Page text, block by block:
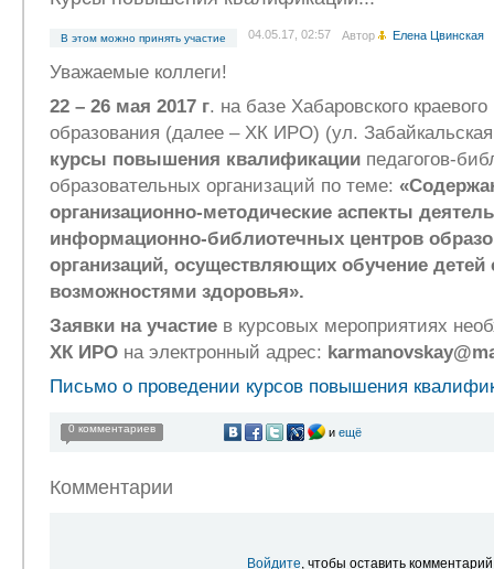
В этом можно принять участие 04.05.17, 02:57 Автор Елена Цвинская
Уважаемые коллеги!
22 – 26 мая 2017 г. на базе Хабаровского
образования (далее – ХК ИРО) (ул.
курсы повышения квалификациипедагогов-
образовательных организаций по теме:
организационно-методические аспекты
информационно-библиотечных центров
организаций, осуществляющих обучение
возможностями здоровья».
Заявки на участиев курсовых мероприятиях
ХК ИРОна электронный адрес:
Письмо о проведении курсов повышения
0 комментариев и ещё
Комментарии
Войдите, чтобы оставить комментарий